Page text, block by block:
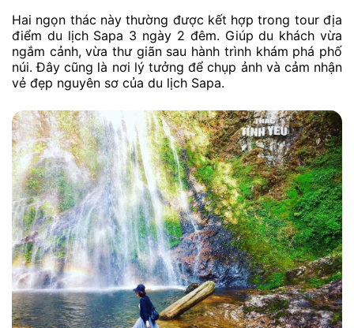
Hai ngọn thác này thường được kết hợp trong tour địa
điểm du lịch Sapa 3 ngày 2 đêm. Giúp du khách vừa
ngắm cảnh, vừa thư giãn sau hành trình khám phá phố
núi. Đây cũng là nơi lý tưởng để chụp ảnh và cảm nhận
vẻ đẹp nguyên sơ của du lịch Sapa.